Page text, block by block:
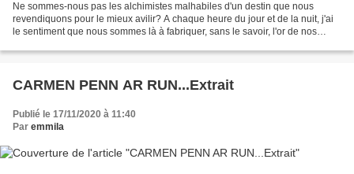
Ne sommes-nous pas les alchimistes malhabiles d'un destin que nous
revendiquons pour le mieux avilir? A chaque heure du jour et de la nuit, j'ai
le sentiment que nous sommes là à fabriquer, sans le savoir, l'or de nos
CARMEN PENN AR RUN...Extrait
Publié le 17/11/2020 à 11:40
Par emmila